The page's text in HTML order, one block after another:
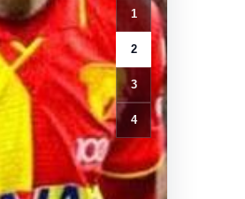
1
2
3
4